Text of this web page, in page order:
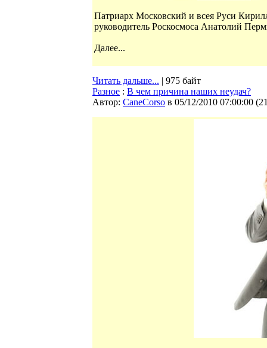
Патриарх Московский и всея Руси
руководитель Роскосмоса Анатолий
Далее...
Читать дальше... | 975 байт
Разное : В чем причина наших неудач?
Автор: CaneCorso в 05/12/2010 07:00:00 (